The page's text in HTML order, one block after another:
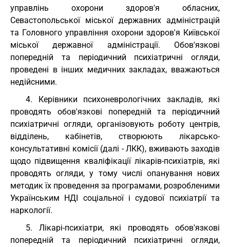
управлінь охорони здоров'я обласних,
Севастопольської міської державних адміністрацій
та Головного управління охорони здоров'я Київської
міської державної адміністрації. Обов'язкові
попередній та періодичний психіатричні огляди,
проведені в інших медичних закладах, вважаються
недійсними.
4. Керівники психоневрологічних закладів, які
проводять обов'язкові попередній та періодичний
психіатричні огляди, організовують роботу центрів,
відділень, кабінетів, створюють лікарсько-
консультативні комісії (далі - ЛКК), вживають заходів
щодо підвищення кваліфікації лікарів-психіатрів, які
проводять огляди, у тому числі опанування нових
методик їх проведення за програмами, розробленими
Українським НДІ соціальної і судової психіатрії та
наркології.
5. Лікарі-психіатри, які проводять обов'язкові
попередній та періодичний психіатричні огляди,